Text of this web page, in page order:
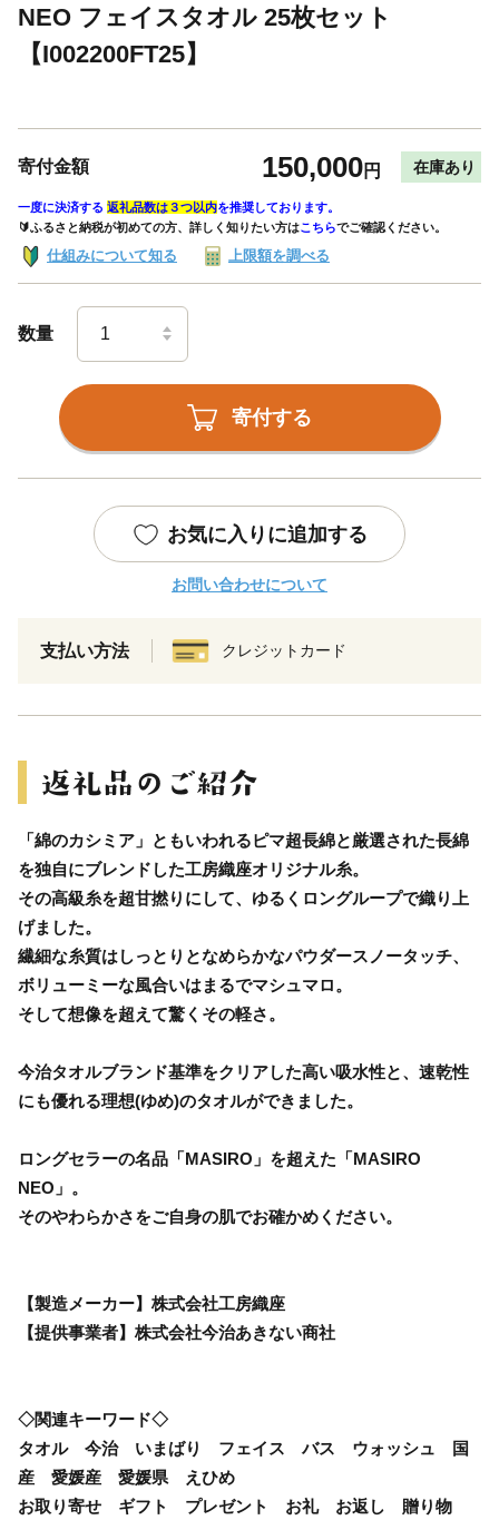
NEO フェイスタオル 25枚セット
【I002200FT25】
寄付金額 150,000円 在庫あり
一度に決済する 返礼品数は３つ以内を推奨しております。
🔰ふるさと納税が初めての方、詳しく知りたい方はこちらでご確認ください。
仕組みについて知る 上限額を調べる
数量
寄付する
お気に入りに追加する
お問い合わせについて
支払い方法 クレジットカード
「綿のカシミア」ともいわれるピマ超長綿と厳選された長綿
を独自にブレンドした工房織座オリジナル糸。
その高級糸を超甘撚りにして、ゆるくロングループで織り上
げました。
繊細な糸質はしっとりとなめらかなパウダースノータッチ、
ボリューミーな風合いはまるでマシュマロ。
そして想像を超えて驚くその軽さ。
今治タオルブランド基準をクリアした高い吸水性と、速乾性
にも優れる理想(ゆめ)のタオルができました。
ロングセラーの名品「MASIRO」を超えた「MASIRO
NEO」。
そのやわらかさをご自身の肌でお確かめください。
【製造メーカー】株式会社工房織座
【提供事業者】株式会社今治あきない商社
◇関連キーワード◇
タオル 今治 いまばり フェイス バス ウォッシュ 国
産 愛媛産 愛媛県 えひめ
お取り寄せ ギフト プレゼント お礼 お返し 贈り物